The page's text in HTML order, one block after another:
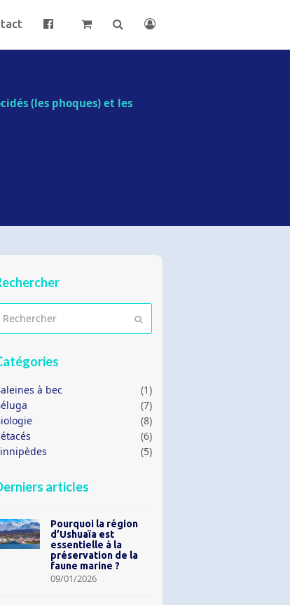
(les phoques) et les
à bec
(1)
(7)
(8)
(6)
(5)
articles
Pourquoi la région
d’Ushuaïa est
essentielle à la
préservation de la
faune marine ?
09/01/2026